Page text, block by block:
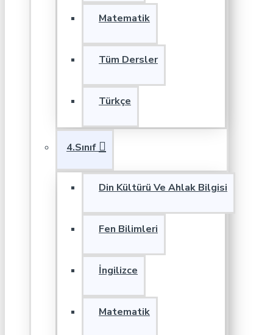
Matematik
Tüm Dersler
Türkçe
4.Sınıf
Din Kültürü Ve Ahlak Bilgisi
Fen Bilimleri
İngilizce
Matematik